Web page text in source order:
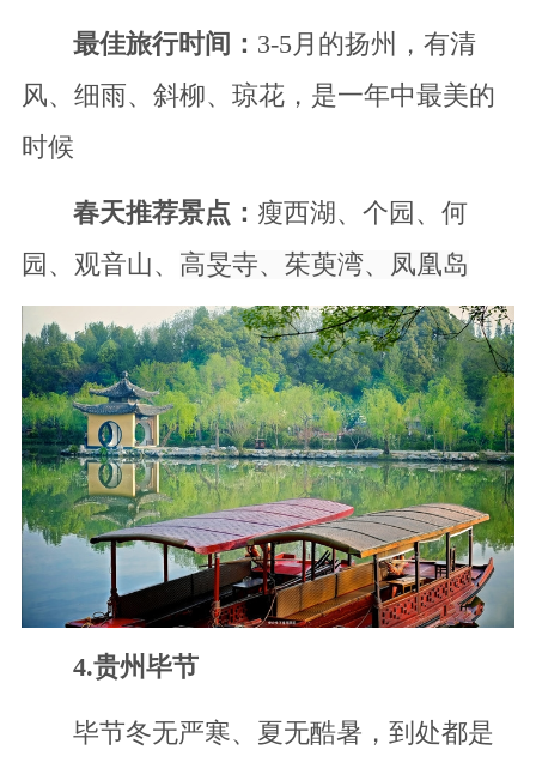
最佳旅行时间： 3-5月的扬州，有清
风、细雨、斜柳、琼花，是一年中最美的
时候
春天推荐景点： 瘦西湖、个园、何
园、观音山、 高旻寺、茱萸湾、凤凰岛
4.贵州毕节
毕节冬无严寒、夏无酷暑，到处都是